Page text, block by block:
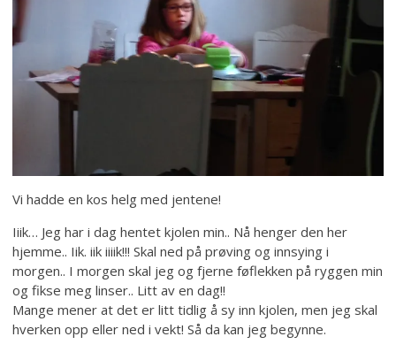
Vi hadde en kos helg med jentene!
Iiik… Jeg har i dag hentet kjolen min.. Nå henger den her
hjemme.. Iik. iik iiiik!!! Skal ned på prøving og innsying i
morgen.. I morgen skal jeg og fjerne føflekken på ryggen min
og fikse meg linser.. Litt av en dag!!
Mange mener at det er litt tidlig å sy inn kjolen, men jeg skal
hverken opp eller ned i vekt! Så da kan jeg begynne.